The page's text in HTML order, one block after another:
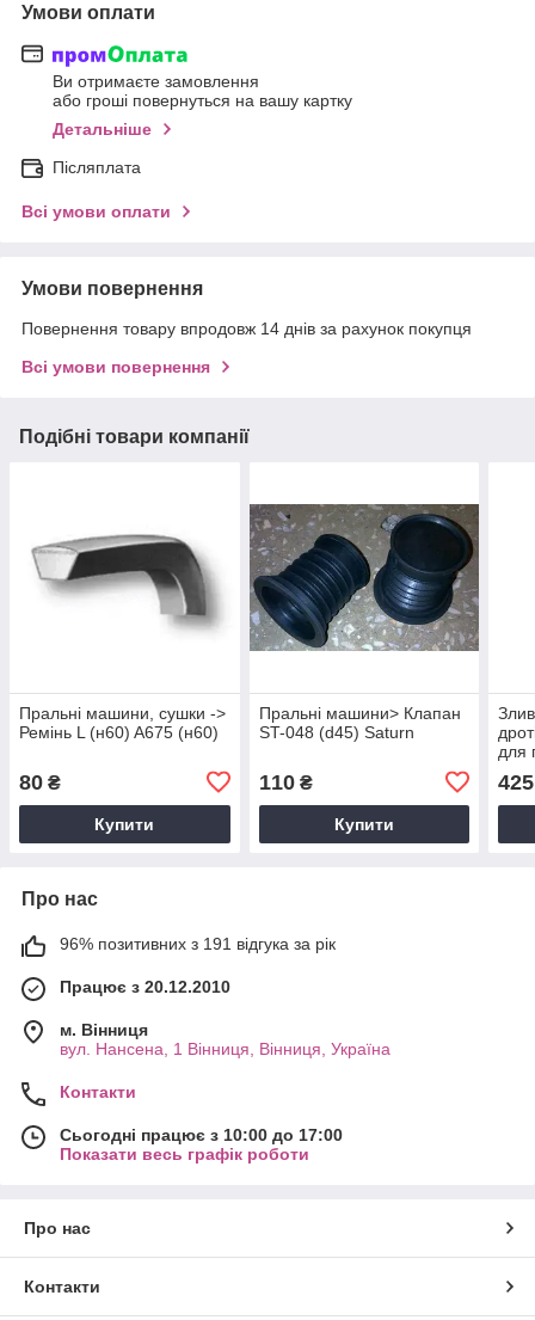
Умови оплати
Ви отримаєте замовлення
або гроші повернуться на вашу картку
Детальніше
Післяплата
Всі умови оплати
Умови повернення
Повернення товару впродовж 14 днів за рахунок покупця
Всі умови повернення
Подібні товари компанії
Пральні машини, сушки ->
Ремінь L (н60) A675 (н60)
80 ₴
Купити
Пральні машини> Клапан
ST-048 (d45) Saturn
110₴
Купити
для
425
Про нас
96% позитивних з 191 відгука за рік
Працює з 20.12.2010
м. Вінниця
вул. Нансена, 1 Вінниця, Вінниця, Україна
Контакти
Сьогодні працює з 10:00 до 17:00
Показати весь графік роботи
Про нас
Контакти